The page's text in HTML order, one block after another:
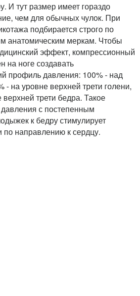
И тут размер имеет гораздо
чем для обычных чулок. При
подбирается строго по
анатомическим меркам. Чтобы
эффект, компрессионный
на ноге создавать
профиль давления: 100% - над
на уровне верхней трети голени,
трети бедра. Такое
с постепенным
к бедру стимулирует
по направлению к сердцу.